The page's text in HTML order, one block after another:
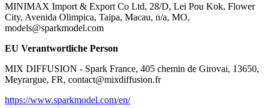
MINIMAX Import & Export Co Ltd, 28/D, Lei Pou Kok, Flower
City, Avenida Olimpica, Taipa, Macau, n/a, MO,
models@sparkmodel.com
EU Verantwortliche Person
MIX DIFFUSION - Spark France, 405 chemin de Girovai, 13650,
Meyrargue, FR, contact@mixdiffusion.fr
https://www.sparkmodel.com/en/